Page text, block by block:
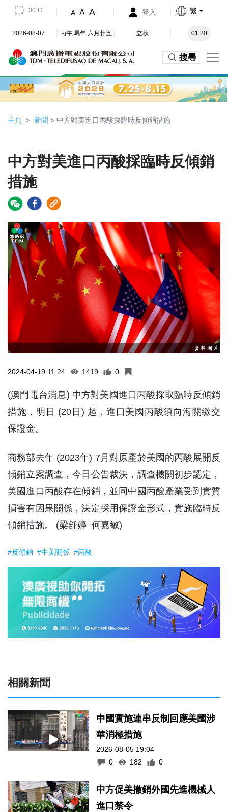
30˚C A A A 登入 繁
2026-08-07 丙午 馬年 六月廿五 立秋 01:20
搜尋
主頁 新聞 > 中方對美進口丙酸採臨時反傾銷措施
中方對美進口丙酸採臨時反傾銷
措施
2024-04-19 11:24 1419 0
(澳門電台消息) 中方對美國進口丙酸採取臨時反傾銷
措施，明日 (20日) 起，進口美國丙酸須向海關繳交
保證金。
商務部去年 (2023年) 7月對原產於美國的丙酸展開反
傾銷立案調查，今日公告裁決，調查機關初步認定，
美國進口丙酸存在傾銷，並同中國丙酸產業受到實質
損害有因果關係，決定採用保證金形式，實施臨時反
傾銷措施。 (梁舒婷 何嘉敏)
#反傾銷 #中美關係 #丙酸
相關新聞
中國實施連串反制回應美國涉
華消極措施
2026-08-05 19:04
0
182 0
中方促美撤銷外國先進機械人
進口禁令